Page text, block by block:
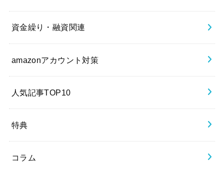
資金繰り・融資関連
amazonアカウント対策
人気記事TOP10
特典
コラム